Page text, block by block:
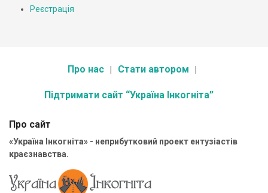
Реєстрація
Про нас Стати автором
Підтримати сайт “Україна Інкогніта”
Про сайт
«Україна Інкогніта» - неприбутковий проект ентузіастів
краєзнавства.